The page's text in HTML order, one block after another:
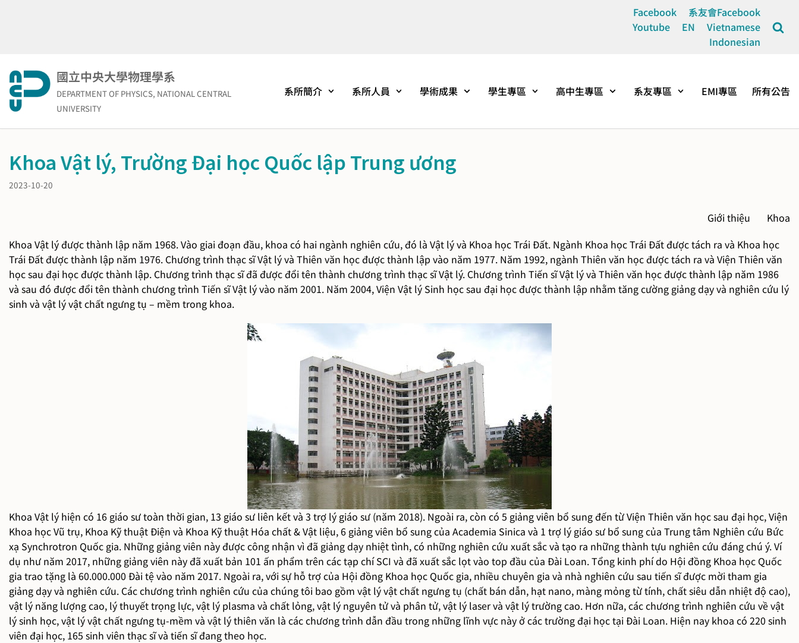
Facebook
系友會Facebook
Youtube
EN
Vietnamese
Indonesian
國立中央大學物理學系
DEPARTMENT OF PHYSICS, NATIONAL CENTRAL
UNIVERSITY
系所簡介 系所人員 學術成果 學生專區 高中生專區 系友專區 EMI專區 所有公告
Khoa Vật lý, Trường Đại học Quốc lập Trung ương
2023-10-20
Giới thiệu Khoa
Khoa Vật lý được thành lập năm 1968. Vào giai đoạn đầu, khoa có hai ngành nghiên cứu, đó là Vật lý và Khoa học Trái Đất. Ngành Khoa học Trái Đất được tách ra và Khoa học
Trái Đất được thành lập năm 1976. Chương trình thạc sĩ Vật lý và Thiên văn học được thành lập vào năm 1977. Năm 1992, ngành Thiên văn học được tách ra và Viện Thiên văn
học sau đại học được thành lập. Chương trình thạc sĩ đã được đổi tên thành chương trình thạc sĩ Vật lý. Chương trình Tiến sĩ Vật lý và Thiên văn học được thành lập năm 1986
và sau đó được đổi tên thành chương trình Tiến sĩ Vật lý vào năm 2001. Năm 2004, Viện Vật lý Sinh học sau đại học được thành lập nhằm tăng cường giảng dạy và nghiên cứu lý
sinh và vật lý vật chất ngưng tụ – mềm trong khoa.
Khoa Vật lý hiện có 16 giáo sư toàn thời gian, 13 giáo sư liên kết và 3 trợ lý giáo sư (năm 2018). Ngoài ra, còn có 5 giảng viên bổ sung đến từ Viện Thiên văn học sau đại học, Viện
Khoa học Vũ trụ, Khoa Kỹ thuật Điện và Khoa Kỹ thuật Hóa chất & Vật liệu, 6 giảng viên bổ sung của Academia Sinica và 1 trợ lý giáo sư bổ sung của Trung tâm Nghiên cứu Bức
xạ Synchrotron Quốc gia. Những giảng viên này được công nhận vì đã giảng dạy nhiệt tình, có những nghiên cứu xuất sắc và tạo ra những thành tựu nghiên cứu đáng chú ý. Ví
dụ như năm 2017, những giảng viên này đã xuất bản 101 ấn phẩm trên các tạp chí SCI và đã xuất sắc lọt vào top đầu của Đài Loan. Tổng kinh phí do Hội đồng Khoa học Quốc
gia trao tặng là 60.000.000 Đài tệ vào năm 2017. Ngoài ra, với sự hỗ trợ của Hội đồng Khoa học Quốc gia, nhiều chuyên gia và nhà nghiên cứu sau tiến sĩ được mời tham gia
giảng dạy và nghiên cứu. Các chương trình nghiên cứu của chúng tôi bao gồm vật lý vật chất ngưng tụ (chất bán dẫn, hạt nano, màng mỏng từ tính, chất siêu dẫn nhiệt độ cao),
vật lý năng lượng cao, lý thuyết trọng lực, vật lý plasma và chất lỏng, vật lý nguyên tử và phân tử, vật lý laser và vật lý trường cao. Hơn nữa, các chương trình nghiên cứu về vật
lý sinh học, vật lý vật chất ngưng tụ-mềm và vật lý thiên văn là các chương trình dẫn đầu trong những lĩnh vực này ở các trường đại học tại Đài Loan. Hiện nay khoa có 220 sinh
viên đại học, 165 sinh viên thạc sĩ và tiến sĩ đang theo học.